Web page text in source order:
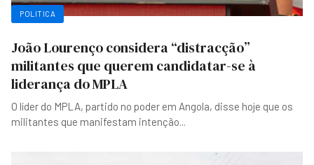
POLITICA
João Lourenço considera “distracção”
militantes que querem candidatar-se à
liderança do MPLA
O líder do MPLA, partido no poder em Angola, disse hoje que os
militantes que manifestam intenção...